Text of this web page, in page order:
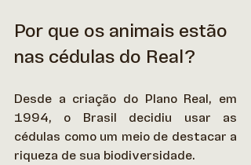
Por que os animais estão
nas cédulas do Real?
Desde a criação do Plano Real, em
1994, o Brasil decidiu usar as
cédulas como um meio de destacar a
riqueza de sua biodiversidade.